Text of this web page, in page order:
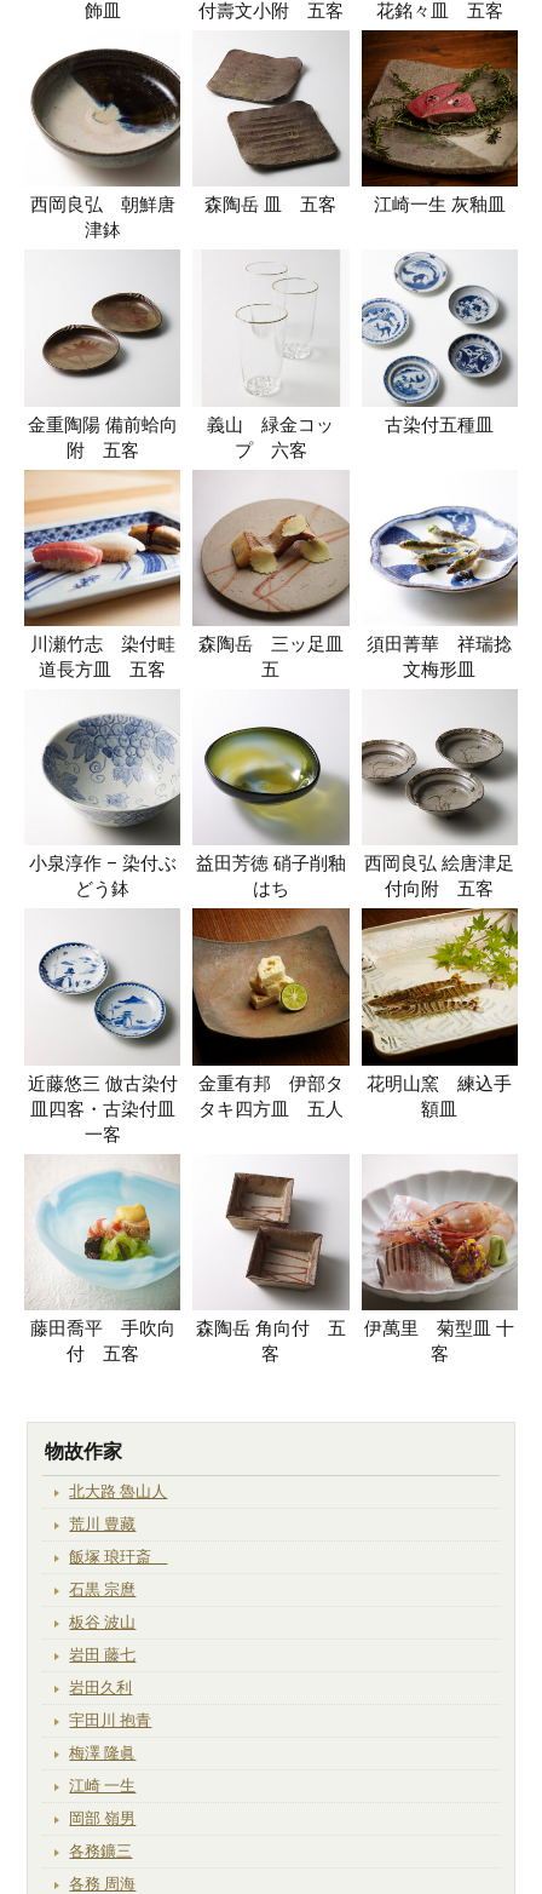
飾皿 付壽文小附 五客 花銘々皿 五客
西岡良弘 朝鮮唐
津鉢
森陶岳 皿 五客 江崎一生 灰釉皿
金重陶陽 備前蛤向
附 五客
義山 緑金コッ
プ 六客
古染付五種皿
川瀬竹志 染付畦
道長方皿 五客
森陶岳 三ッ足皿
五
須田菁華 祥瑞捻
文梅形皿
小泉淳作 – 染付ぶ
どう鉢
益田芳徳 硝子削釉
はち
西岡良弘 絵唐津足
付向附 五客
近藤悠三 倣古染付
皿四客・古染付皿
一客
金重有邦 伊部タ
タキ四方皿 五人
花明山窯 練込手
額皿
藤田喬平 手吹向
付 五客
森陶岳 角向付 五
客
伊萬里 菊型皿 十
客
物故作家
北大路 魯山人
荒川 豊藏
飯塚 琅玕斎
石黒 宗麿
板谷 波山
岩田 藤七
岩田久利
宇田川 抱青
梅澤 隆眞
江崎 一生
岡部 嶺男
各務鑛三
各務 周海